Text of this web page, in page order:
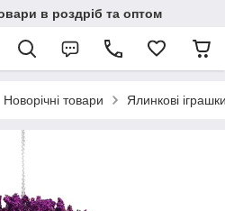
в роздріб та оптом
Новорічні товари Ялинкові